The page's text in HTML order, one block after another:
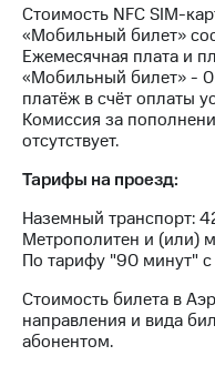
связь
Перенести
номер
в МТС
Тарифы
Услуги
Роуминг
Семейная
группа
Личный
кабинет
Скачать
приложение
Мой
МТС
Акции
Скидка 30%
на связь
Тарифы
RED,
РИИЛ
и МТС
Супер
Стоимость NFC SIM-
«Мобильный билет»
Ежемесячная плата и
«Мобильный билет» -
платёж в счёт оплаты
Комиссия за
отсутствует.
Тарифы на проезд:
Наземный транспорт:
Метрополитен и (или)
По тарифу "90 минут"
Стоимость билета в
направления и вида
абонентом.